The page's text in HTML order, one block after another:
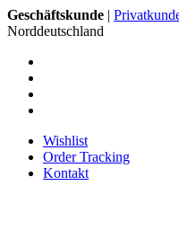
Geschäftskunde |
Norddeutschland
Wishlist
Order Tracking
Kontakt